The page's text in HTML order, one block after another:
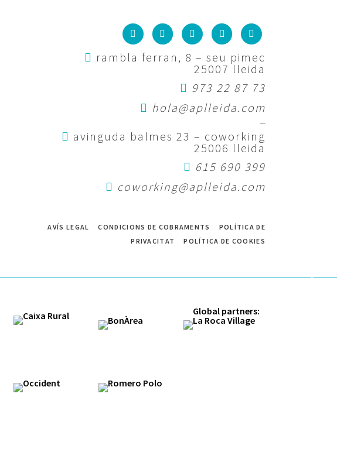
desplaça per a descobrir
rambla ferran, 8 – seu pimec
25007 lleida
973 22 87 73
hola@aplleida.com
—
avinguda balmes 23 – coworking
25006 lleida
615 690 399
coworking@aplleida.com
AVÍS LEGAL CONDICIONS DE COBRAMENTS
POLÍTICA DE
PRIVACITAT
POLÍTICA DE COOKIES
Global partners: